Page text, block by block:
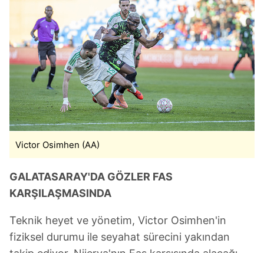
6698 sayılı Kişisel Verilerin Korunması Kanunu uyarınca
hazırlanmış Aydınlatma Metnimizi okumak ve sitemizde
ilgili mevzuata uygun olarak kullanılan çerezlerle ilgili bilgi
almak için lütfentıklayınız.
Victor Osimhen (AA)
GALATASARAY'DA GÖZLER FAS
KARŞILAŞMASINDA
Teknik heyet ve yönetim, Victor Osimhen'in
fiziksel durumu ile seyahat sürecini yakından